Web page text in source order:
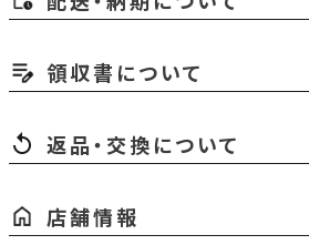
領収書について
返品・交換について
店舗情報